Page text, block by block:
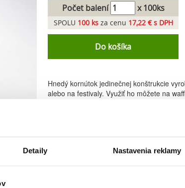
Detaily Nastavenia reklamy
Počet balení x 100ks
SPOLU 100ksza cenu 17,22 € s DPH
Do košíka
Hnedý kornútok jedinečnej konštrukcie
alebo na festivaly. Využiť ho môžete na
studené pokrmy. Prírodná lepenka je